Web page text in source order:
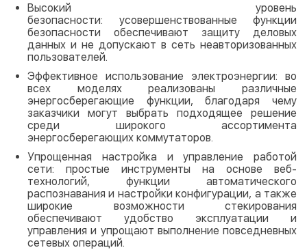
Высокий уровень
безопасности: усовершенствованные функции
безопасности обеспечивают защиту деловых
данных и не допускают в сеть неавторизованных
пользователей.
Эффективное использование электроэнергии: во
всех моделях реализованы различные
энергосберегающие функции, благодаря чему
заказчики могут выбрать подходящее решение
среди широкого ассортимента
энергосберегающих коммутаторов.
Упрощенная настройка и управление работой
сети: простые инструменты на основе веб-
технологий, функции автоматического
распознавания и настройки конфигурации, а также
широкие возможности стекирования
обеспечивают удобство эксплуатации и
управления и упрощают выполнение повседневных
сетевых операций.